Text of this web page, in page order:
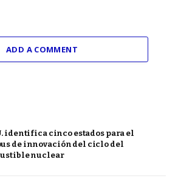
ADD A COMMENT
identifica cinco estados para el
de innovación del ciclo del
nuclear